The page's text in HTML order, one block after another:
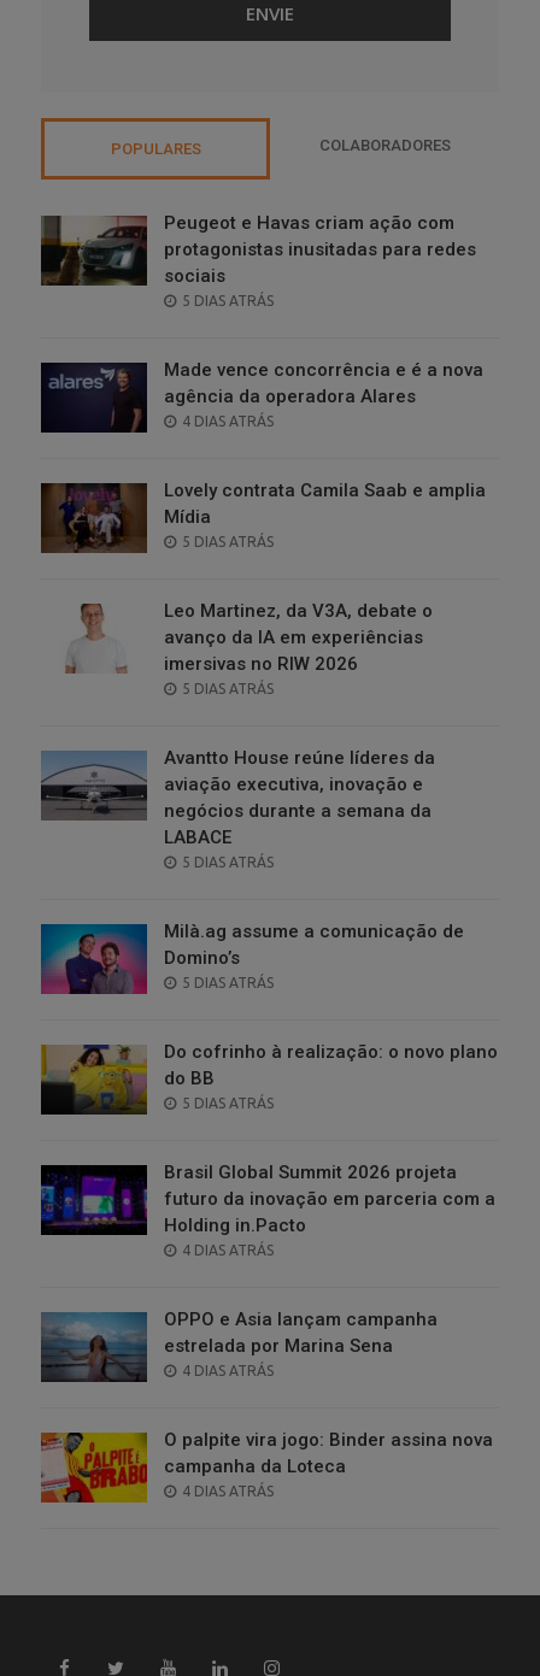
POPULARES COLABORADORES
Peugeot e Havas criam ação com
protagonistas inusitadas para redes
sociais
POSTED
5 DIAS ATRÁS
Made vence concorrência e é a nova
agência da operadora Alares
POSTED
4 DIAS ATRÁS
Lovely contrata Camila Saab e amplia
Mídia
POSTED
5 DIAS ATRÁS
Leo Martinez, da V3A, debate o
avanço da IA em experiências
imersivas no RIW 2026
POSTED
5 DIAS ATRÁS
Avantto House reúne líderes da
aviação executiva, inovação e
negócios durante a semana da
LABACE
POSTED
5 DIAS ATRÁS
Milà.ag assume a comunicação de
Domino’s
POSTED
5 DIAS ATRÁS
Do cofrinho à realização: o novo plano
do BB
POSTED
5 DIAS ATRÁS
Brasil Global Summit 2026 projeta
futuro da inovação em parceria com a
Holding in.Pacto
POSTED
4 DIAS ATRÁS
OPPO e Asia lançam campanha
estrelada por Marina Sena
POSTED
4 DIAS ATRÁS
O palpite vira jogo: Binder assina nova
campanha da Loteca
POSTED
4 DIAS ATRÁS